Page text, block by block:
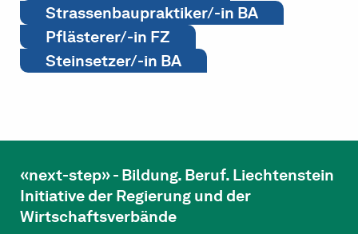
Strassenbaupraktiker/-in BA
Pflästerer/-in FZ
Steinsetzer/-in BA
«next-step» - Bildung. Beruf. Liechtenstein
Initiative der Regierung und der
Wirtschaftsverbände